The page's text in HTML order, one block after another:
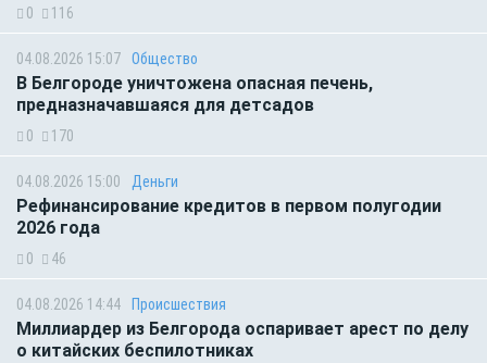
0 116
04.08.2026 15:07 Общество
В Белгороде уничтожена опасная печень,
предназначавшаяся для детсадов
0 170
04.08.2026 15:00 Деньги
Рефинансирование кредитов в первом полугодии
2026 года
0 46
04.08.2026 14:44 Происшествия
Миллиардер из Белгорода оспаривает арест по делу
о китайских беспилотниках